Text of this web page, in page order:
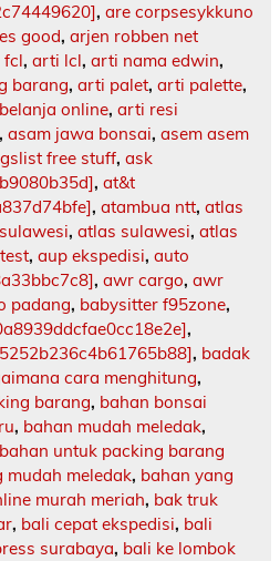
, are corpsesykkuno
good, arjen robben net
, arti lcl, arti nama edwin,
barang, arti palet, arti palette,
online, arti resi
, asam jawa bonsai, asem asem
free stuff, ask
, at&t
, atambua ntt, atlas
, atlas sulawesi, atlas
, aup ekspedisi, auto
, awr cargo, awr
padang, babysitter f95zone,
,
, badak
cara menghitung,
barang, bahan bonsai
, bahan mudah meledak,
bahan untuk packing barang
mudah meledak, bahan yang
murah meriah, bak truk
, bali cepat ekspedisi, bali
surabaya, bali ke lombok